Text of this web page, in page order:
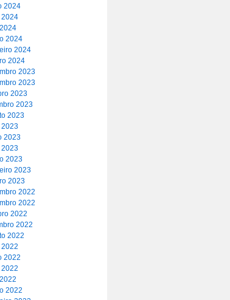
2024
2024
2024
2024
2023
2023
2023
2023
2023
2023
2023
2023
2023
2022
2022
2022
2022
2022
2022
2022